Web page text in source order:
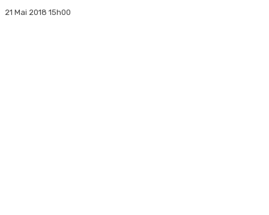
21 Mai 2018 15h00